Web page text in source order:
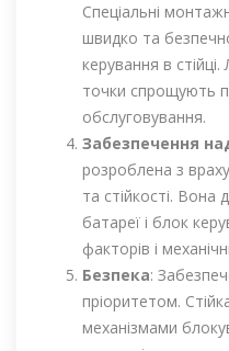
Спеціальні
швидко та
керування в стійці.
точки спрощують
обслуговування.
Забезпечення
розроблена з
та стійкості. Вона
батареї і блок
факторів і
Безпека:
пріоритетом.
механізмами